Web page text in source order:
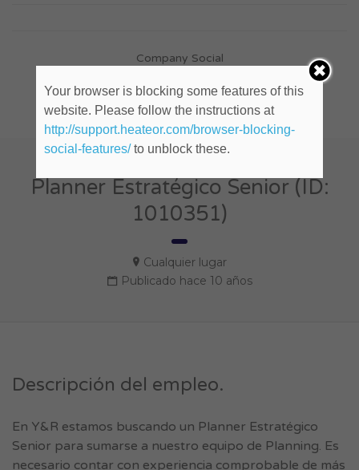
Company Social
Planner Estratégico Senior (ID:
1010351)
Cualquier lugar
Publicado hace 10 años
Descripción del empleo.
En Y&R estamos buscando un Planner Estratégico
Senior para sumarse a nuestro equipo de Planning. Es
necesario contar con experiencia comprobable de más
Your browser is blocking some features of this
website. Please follow the instructions at
http://support.heateor.com/browser-blocking-
social-features/to unblock these.